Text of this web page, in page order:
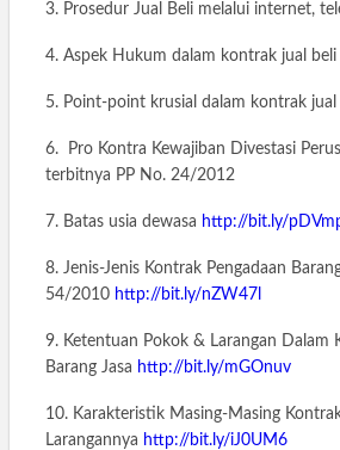
3. Prosedur Jual Beli melalui internet,
4. Aspek Hukum dalam kontrak jual beli
5. Point-point krusial dalam kontrak jual
6. Pro Kontra Kewajiban Divestasi
terbitnya PP No. 24/2012
7. Batas usia dewasa http://bit.ly/
8. Jenis-Jenis Kontrak Pengadaan
54/2010 http://bit.ly/nZW47l
9. Ketentuan Pokok & Larangan Dalam
Barang Jasa http://bit.ly/mGOnuv
10. Karakteristik Masing-Masing
Larangannya http://bit.ly/iJ0UM6